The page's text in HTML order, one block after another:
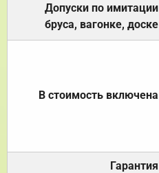
Допуски по имитации
бруса, вагонке, доске
В стоимость включена
Гарантия